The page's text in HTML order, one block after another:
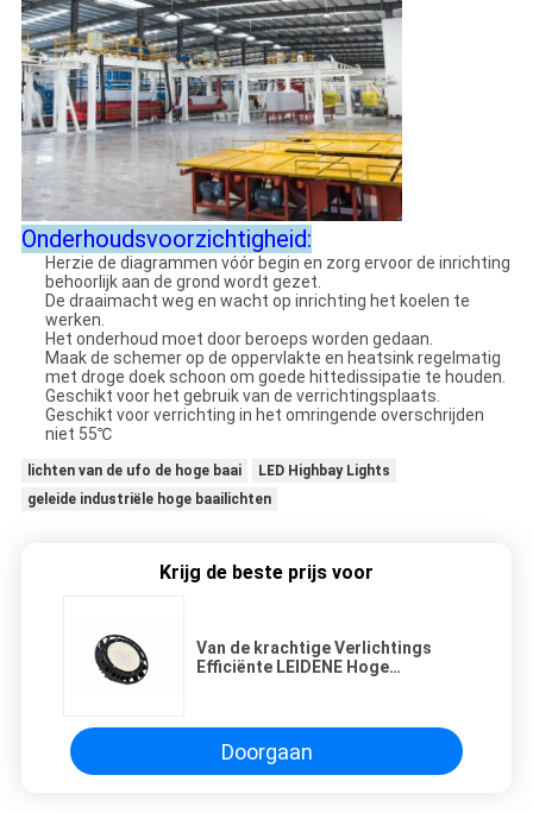
Onderhoudsvoorzichtigheid:
Herzie de diagrammen vóór begin en zorg ervoor de inrichting
behoorlijk aan de grond wordt gezet.
De draaimacht weg en wacht op inrichting het koelen te
werken.
Het onderhoud moet door beroeps worden gedaan.
Maak de schemer op de oppervlakte en heatsink regelmatig
met droge doek schoon om goede hittedissipatie te houden.
Geschikt voor het gebruik van de verrichtingsplaats.
Geschikt voor verrichting in het omringende overschrijden
niet 55℃
lichten van de ufo de hoge baai
LED Highbay Lights
geleide industriële hoge baailichten
Krijg de beste prijs voor
Van de krachtige Verlichtings
Efficiënte LEIDENE Hoge
Doorgaan